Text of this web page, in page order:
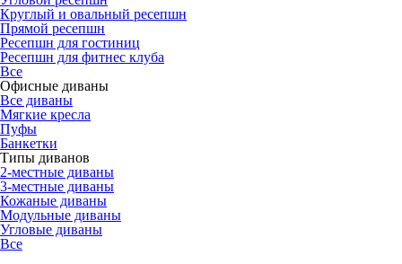
Круглый и овальный ресепшн
Прямой ресепшн
Ресепшн для гостиниц
Ресепшн для фитнес клуба
Все
Офисные диваны
Все диваны
Мягкие кресла
Пуфы
Банкетки
Типы диванов
2-местные диваны
3-местные диваны
Кожаные диваны
Модульные диваны
Угловые диваны
Все